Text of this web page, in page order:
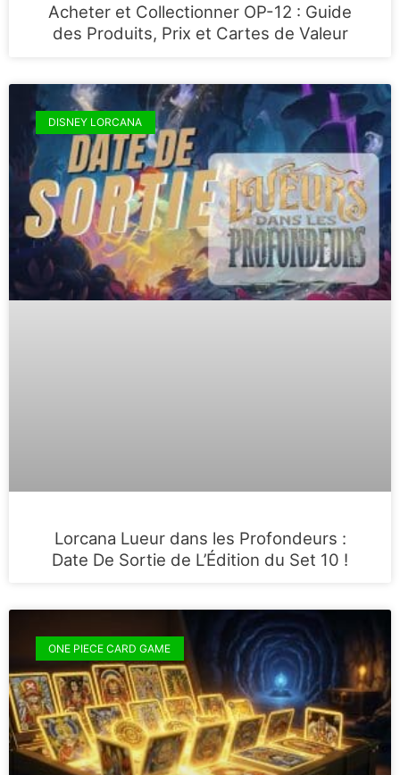
Acheter et Collectionner OP-12 : Guide
des Produits, Prix et Cartes de Valeur
DISNEY LORCANA
Lorcana Lueur dans les Profondeurs :
Date De Sortie de L’Édition du Set 10 !
ONE PIECE CARD GAME